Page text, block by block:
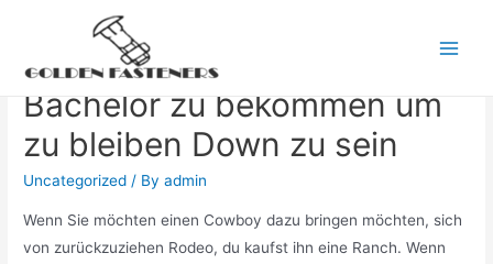
contentWege zu bekommen einen
Bachelor zu bekommen um
zu bleiben Down zu sein
Uncategorized / Byadmin
Wenn Sie möchten einen Cowboy dazu bringen möchten, sich
von zurückzuziehen Rodeo, du kaufst ihn eine Ranch. Wenn